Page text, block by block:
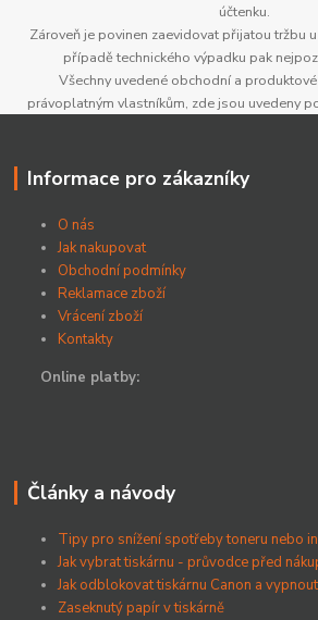
účtenku.
Zároveň je povinen zaevidovat přijatou tržbu
případě technického výpadku pak
Všechny uvedené obchodní a
právoplatným vlastníkům, zde jsou uvedeny
Informace pro zákazníky
O nás
Jak nakupovat
Obchodní podmínky
Reklamace zboží
Vrácení zboží
Kontakty
Online platby:
Články a návody
Tipy pro snížení spotřeby toneru nebo
Jak vybrat tiskárnu - průvodce před
Jak odblokovat tiskárnu Canon a
Zaseknutý papír v tiskárně